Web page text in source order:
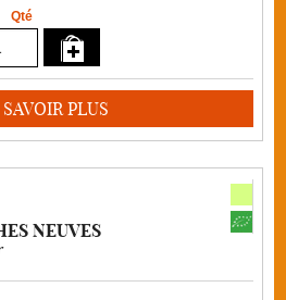
Qté
PLUS
NEUVES